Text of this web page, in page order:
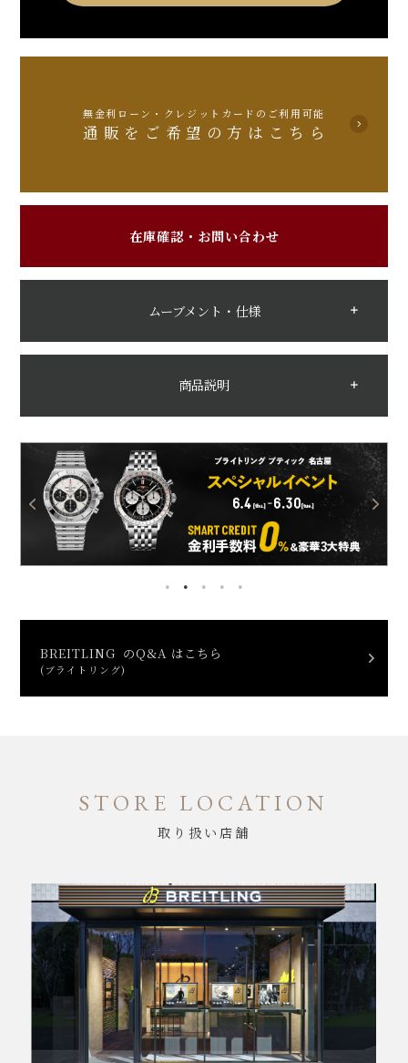
無金利ローン・クレジットカードのご利用可能
通販をご希望の方はこちら
在庫確認・お問い合わせ
ムーブメント・仕様
商品説明
BREITLING のQ&A はこちら
(ブライトリング)
STORE LOCATION
取り扱い店舗